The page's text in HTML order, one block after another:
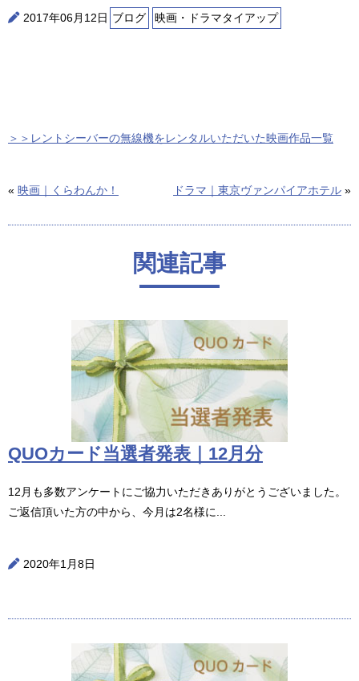
2017年06月12日 ブログ 映画・ドラマタイアップ
＞＞レントシーバーの無線機をレンタルいただいた映画作品一覧
« 映画｜くらわんか！ ドラマ｜東京ヴァンパイアホテル »
関連記事
QUOカード当選者発表｜12月分
12月も多数アンケートにご協力いただきありがとうございました。
ご返信頂いた方の中から、今月は2名様に...
2020年1月8日